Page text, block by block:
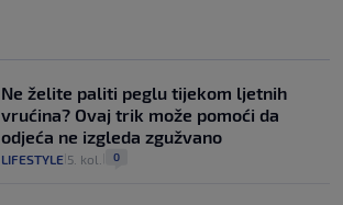
Ne želite paliti peglu tijekom ljetnih
vrućina? Ovaj trik može pomoći da
odjeća ne izgleda zgužvano
LIFESTYLE 5. kol. 0